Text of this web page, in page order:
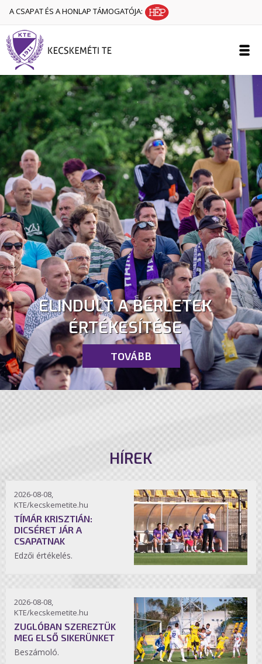
A CSAPAT ÉS A HONLAP TÁMOGATÓJA:
ELINDULT A BÉRLETEK
ÉRTÉKESÍTÉSE
TOVÁBB
HÍREK
2026-08-08,
KTE/kecskemetite.hu
TÍMÁR KRISZTIÁN:
DICSÉRET JÁR A
CSAPATNAK
Edzői értékelés.
2026-08-08,
KTE/kecskemetite.hu
ZUGLÓBAN SZEREZTÜK
MEG ELSŐ SIKERÜNKET
Beszámoló.